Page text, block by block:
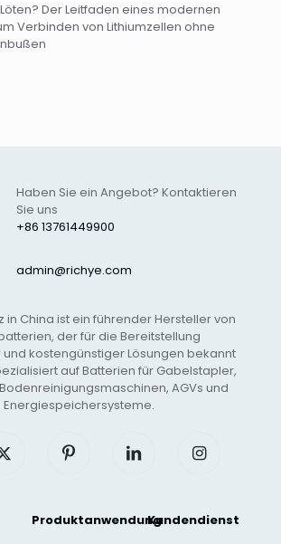
Der Leitfaden eines modernen
Verbinden von Lithiumzellen ohne
+86 13761449900
Haben Sie ein Angebot? Kontaktieren
Sie uns
admin@richye.com
in China ist ein führender Hersteller von
der für die Bereitstellung
kostengünstiger Lösungen bekannt
auf Batterien für Gabelstapler,
AGVs und
Energiespeichersysteme.
ProduktanwendungKundendienst